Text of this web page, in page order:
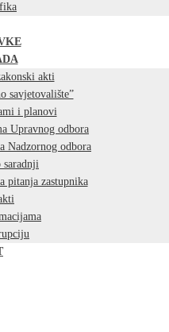
akti
savjetovalište”
i planovi
Upravnog odbora
Nadzornog odbora
saradnji
pitanja zastupnika